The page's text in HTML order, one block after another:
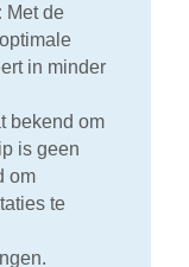
Met de
optimale
in minder
bekend om
is geen
om
te